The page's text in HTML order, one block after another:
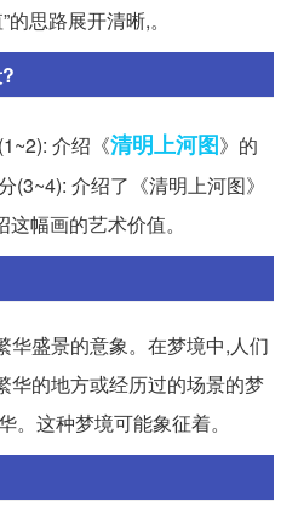
思路展开清晰,。
介绍《清明上河图》的
(3~4): 介绍了《清明上河图》
幅画的艺术价值。
华盛景的意象。在梦境中,人们
华的地方或经历过的场景的梦
。这种梦境可能象征着。